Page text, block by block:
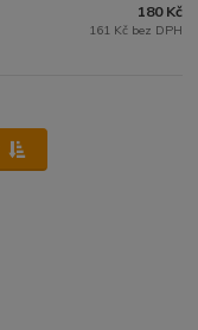
180 Kč
161 Kč bez DPH